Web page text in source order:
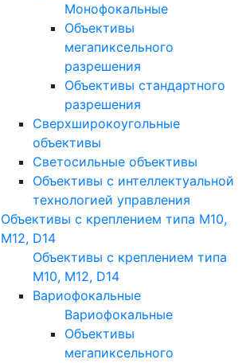
Монофокальные
Объективы
мегапиксельного
разрешения
Объективы стандартного
разрешения
Сверхширокоугольные
объективы
Светосильные объективы
Объективы с интеллектуальной
технологией управления
Объективы с креплением типа M10,
M12, D14
Объективы с креплением типа
M10, M12, D14
Вариофокальные
Вариофокальные
Объективы
мегапиксельного